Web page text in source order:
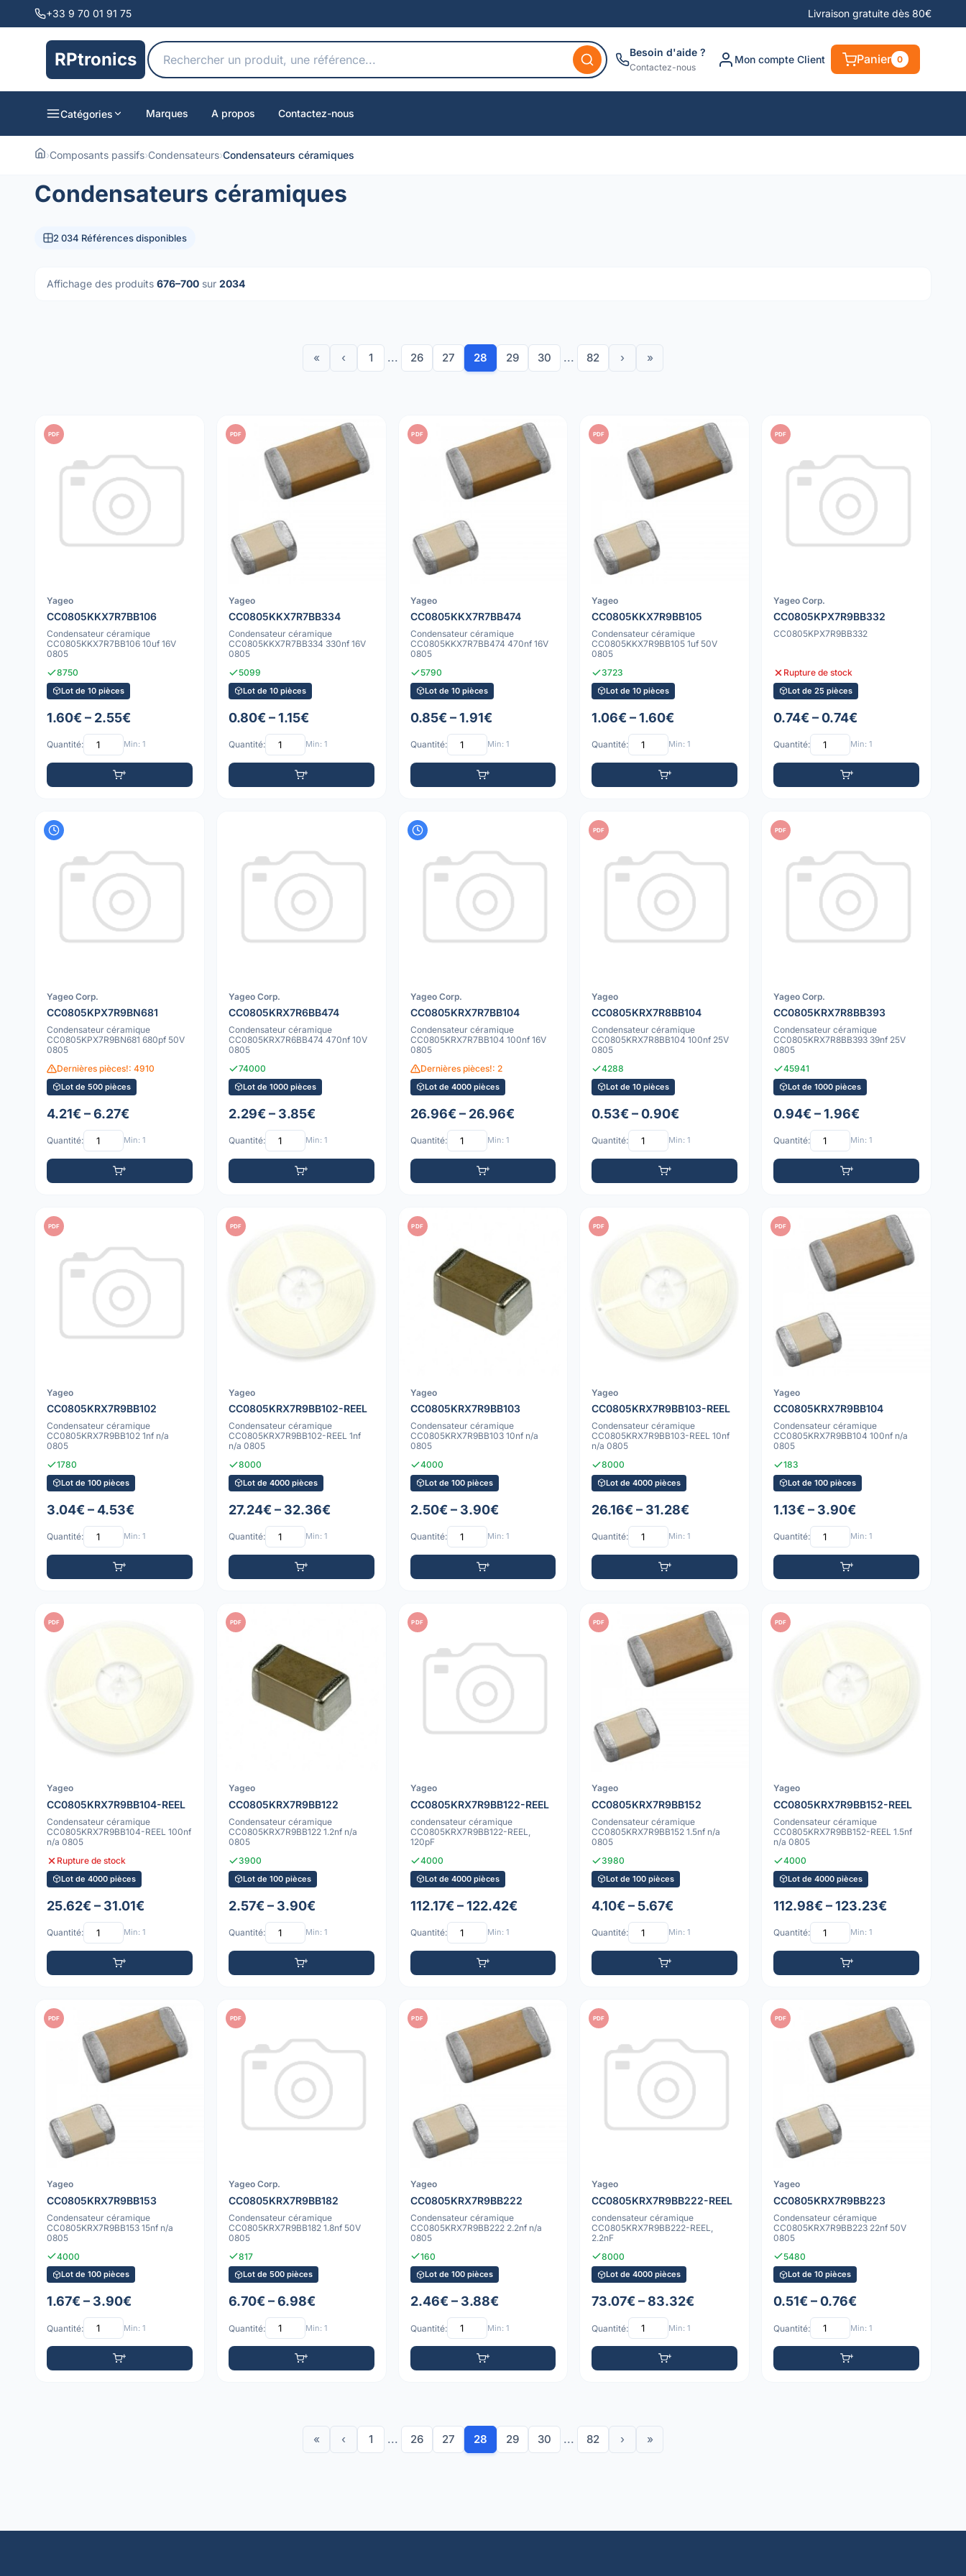
+33 9 70 01 91 75 Livraison gratuite dès 80€
RPtronics Besoin d'aide ?
Contactez-nous
Mon compte Client Panier 0
Catégories Marques A propos Contactez-nous
›Composants passifs›Condensateurs›Condensateurs céramiques
Condensateurs céramiques
2 034 Références disponibles
Affichage des produits 676–700 sur 2034
« ‹ 1 ... 26 27 28 29 30 ... 82 › »
PDF
Yageo
CC0805KKX7R7BB106
Condensateur céramique
CC0805KKX7R7BB106 10uf 16V
0805
8750
Lot de 10 pièces
1.60€ – 2.55€
Quantité: Min: 1
PDF
Yageo
CC0805KKX7R7BB334
Condensateur céramique
CC0805KKX7R7BB334 330nf 16V
0805
5099
Lot de 10 pièces
0.80€ – 1.15€
Quantité: Min: 1
PDF
Yageo
CC0805KKX7R7BB474
Condensateur céramique
CC0805KKX7R7BB474 470nf 16V
0805
5790
Lot de 10 pièces
0.85€ – 1.91€
Quantité: Min: 1
PDF
Yageo
CC0805KKX7R9BB105
Condensateur céramique
CC0805KKX7R9BB105 1uf 50V
0805
3723
Lot de 10 pièces
1.06€ – 1.60€
Quantité: Min: 1
PDF
Yageo Corp.
CC0805KPX7R9BB332
CC0805KPX7R9BB332
Rupture de stock
Lot de 25 pièces
0.74€ – 0.74€
Quantité: Min: 1
Yageo Corp.
CC0805KPX7R9BN681
Condensateur céramique
CC0805KPX7R9BN681 680pf 50V
0805
Dernières pièces!: 4910
Lot de 500 pièces
4.21€ – 6.27€
Quantité: Min: 1
Yageo Corp.
CC0805KRX7R6BB474
Condensateur céramique
CC0805KRX7R6BB474 470nf 10V
0805
74000
Lot de 1000 pièces
2.29€ – 3.85€
Quantité: Min: 1
Yageo Corp.
CC0805KRX7R7BB104
Condensateur céramique
CC0805KRX7R7BB104 100nf 16V
0805
Dernières pièces!: 2
Lot de 4000 pièces
26.96€ – 26.96€
Quantité: Min: 1
PDF
Yageo
CC0805KRX7R8BB104
Condensateur céramique
CC0805KRX7R8BB104 100nf 25V
0805
4288
Lot de 10 pièces
0.53€ – 0.90€
Quantité: Min: 1
PDF
Yageo Corp.
CC0805KRX7R8BB393
Condensateur céramique
CC0805KRX7R8BB393 39nf 25V
0805
45941
Lot de 1000 pièces
0.94€ – 1.96€
Quantité: Min: 1
PDF
Yageo
CC0805KRX7R9BB102
Condensateur céramique
CC0805KRX7R9BB102 1nf n/a
0805
1780
Lot de 100 pièces
3.04€ – 4.53€
Quantité: Min: 1
PDF
Yageo
CC0805KRX7R9BB102-REEL
Condensateur céramique
CC0805KRX7R9BB102-REEL 1nf
n/a 0805
8000
Lot de 4000 pièces
27.24€ – 32.36€
Quantité: Min: 1
PDF
Yageo
CC0805KRX7R9BB103
Condensateur céramique
CC0805KRX7R9BB103 10nf n/a
0805
4000
Lot de 100 pièces
2.50€ – 3.90€
Quantité: Min: 1
PDF
Yageo
CC0805KRX7R9BB103-REEL
Condensateur céramique
CC0805KRX7R9BB103-REEL 10nf
n/a 0805
8000
Lot de 4000 pièces
26.16€ – 31.28€
Quantité: Min: 1
PDF
Yageo
CC0805KRX7R9BB104
Condensateur céramique
CC0805KRX7R9BB104 100nf n/a
0805
183
Lot de 100 pièces
1.13€ – 3.90€
Quantité: Min: 1
PDF
Yageo
CC0805KRX7R9BB104-REEL
Condensateur céramique
CC0805KRX7R9BB104-REEL 100nf
n/a 0805
Rupture de stock
Lot de 4000 pièces
25.62€ – 31.01€
Quantité: Min: 1
PDF
Yageo
CC0805KRX7R9BB122
Condensateur céramique
CC0805KRX7R9BB122 1.2nf n/a
0805
3900
Lot de 100 pièces
2.57€ – 3.90€
Quantité: Min: 1
PDF
Yageo
CC0805KRX7R9BB122-REEL
condensateur céramique
CC0805KRX7R9BB122-REEL,
120pF
4000
Lot de 4000 pièces
112.17€ – 122.42€
Quantité: Min: 1
PDF
Yageo
CC0805KRX7R9BB152
Condensateur céramique
CC0805KRX7R9BB152 1.5nf n/a
0805
3980
Lot de 100 pièces
4.10€ – 5.67€
Quantité: Min: 1
PDF
Yageo
CC0805KRX7R9BB152-REEL
Condensateur céramique
CC0805KRX7R9BB152-REEL 1.5nf
n/a 0805
4000
Lot de 4000 pièces
112.98€ – 123.23€
Quantité: Min: 1
PDF
Yageo
CC0805KRX7R9BB153
Condensateur céramique
CC0805KRX7R9BB153 15nf n/a
0805
4000
Lot de 100 pièces
1.67€ – 3.90€
Quantité: Min: 1
PDF
Yageo Corp.
CC0805KRX7R9BB182
Condensateur céramique
CC0805KRX7R9BB182 1.8nf 50V
0805
817
Lot de 500 pièces
6.70€ – 6.98€
Quantité: Min: 1
PDF
Yageo
CC0805KRX7R9BB222
Condensateur céramique
CC0805KRX7R9BB222 2.2nf n/a
0805
160
Lot de 100 pièces
2.46€ – 3.88€
Quantité: Min: 1
PDF
Yageo
CC0805KRX7R9BB222-REEL
condensateur céramique
CC0805KRX7R9BB222-REEL,
2.2nF
8000
Lot de 4000 pièces
73.07€ – 83.32€
Quantité: Min: 1
PDF
Yageo
CC0805KRX7R9BB223
Condensateur céramique
CC0805KRX7R9BB223 22nf 50V
0805
5480
Lot de 10 pièces
0.51€ – 0.76€
Quantité: Min: 1
« ‹ 1 ... 26 27 28 29 30 ... 82 › »